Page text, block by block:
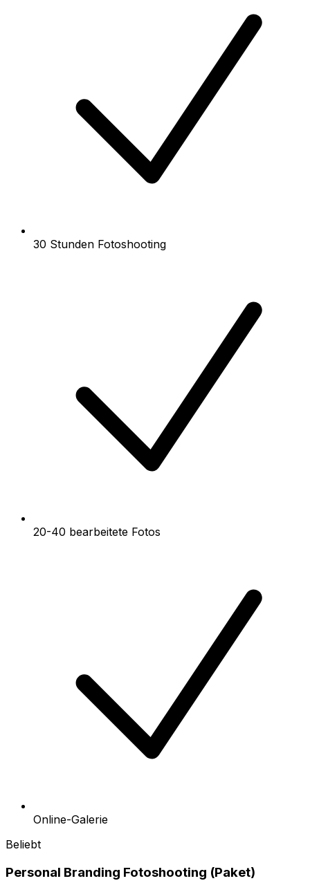
30 Stunden Fotoshooting
20-40 bearbeitete Fotos
Online-Galerie
Beliebt
Personal Branding Fotoshooting (Paket)